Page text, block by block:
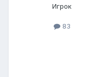
Игрок
83